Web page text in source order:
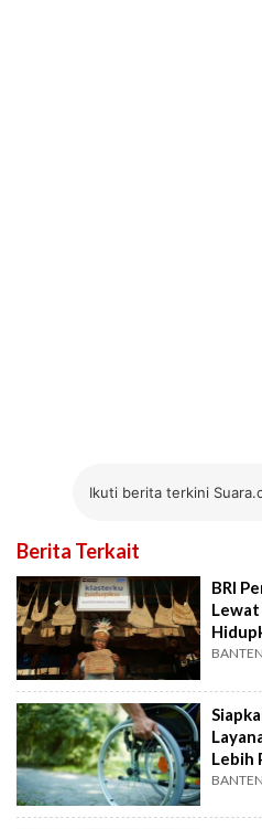
Ikuti berita terkini
Berita Terkait
BRI
BANTEN
Lebih
BANTEN